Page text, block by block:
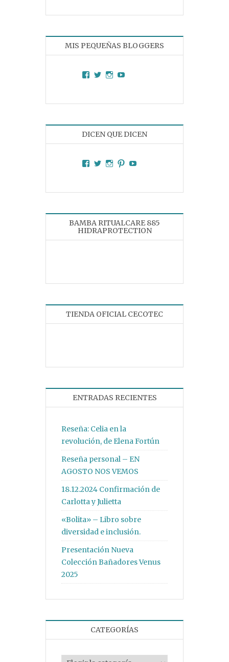
MIS PEQUEÑAS BLOGGERS
Facebook
TwitterInstagram
DICEN QUE DICEN
Facebook
TwitterInstagram
Pinterest
BAMBA RITUALCARE 885
HIDRAPROTECTION
TIENDA OFICIAL CECOTEC
ENTRADAS RECIENTES
Reseña: Celia en la
revolución, de Elena Fortún
Reseña personal – EN
AGOSTO NOS VEMOS
18.12.2024 Confirmación de
Carlotta y Julietta
«Bolita» – Libro sobre
diversidad e inclusión.
Presentación Nueva
Colección Bañadores Venus
2025
CATEGORÍAS